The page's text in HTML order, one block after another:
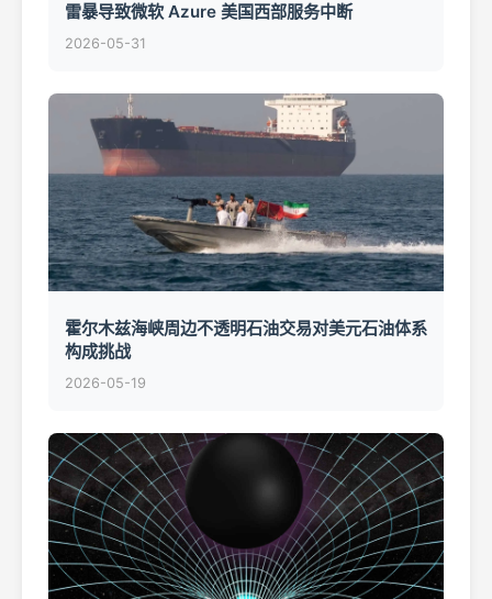
雷暴导致微软 Azure 美国西部服务中断
2026-05-31
霍尔木兹海峡周边不透明石油交易对美元石油体系
构成挑战
2026-05-19